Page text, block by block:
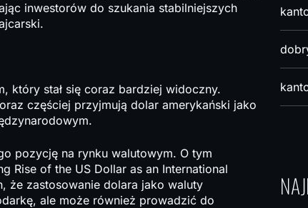
inwestorów do szukania stabilniejszych
który stał się coraz bardziej widoczny.
częściej przyjmują dolar amerykański jako
pozycję na rynku walutowym. O tym
Rise of the US Dollar as an International
że zastosowanie dolara jako waluty
ale może również prowadzić do